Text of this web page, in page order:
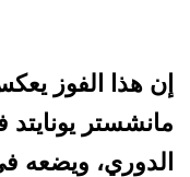
إن هذا الفوز
مانشستر
الدوري،